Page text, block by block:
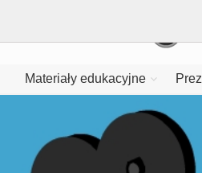
Materiały edukacyjne